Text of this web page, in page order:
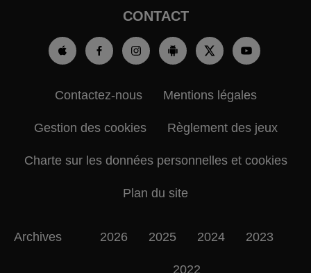
CONTACT
Contactez-nous Mentions légales
Gestion des cookies Règlement des jeux
Charte sur les données personnelles et cookies
Plan du site
Archives 2026 2025 2024 2023
2022